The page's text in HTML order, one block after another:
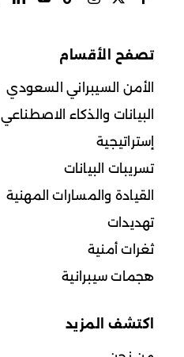
تصفح الأقسام
الأمن السيبراني السعودي
البيانات والذكاء الاصطناعي
إستراتيجية
تسريبات البيانات
القيادة والمسارات المهنية
تهديدات
ثغرات أمنية
هجمات سيبرانية
اكتشف المزيد